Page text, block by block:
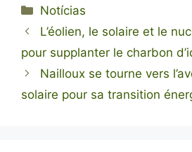
Categorias
Notícias
L’éolien, le solaire et le
pour supplanter le charbon
Nailloux se tourne vers
solaire pour sa transition